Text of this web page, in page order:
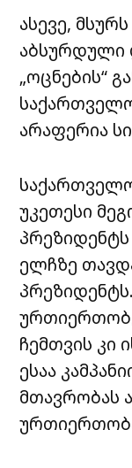
ასევე,
აბსურდული
„ოცნების“
არაფერია
უკეთესი
ელჩზე
ჩემთვის კი
ესაა
მთავრობას